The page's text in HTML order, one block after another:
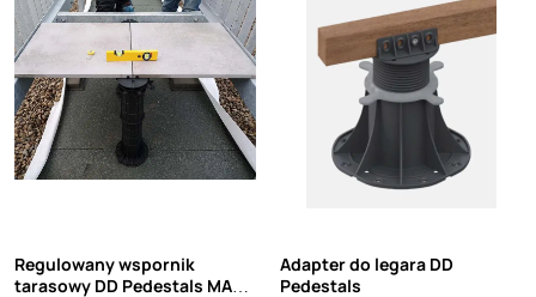
Regulowany wspornik
tarasowy DD Pedestals MAX z
Adapter do legara DD
Pedestals